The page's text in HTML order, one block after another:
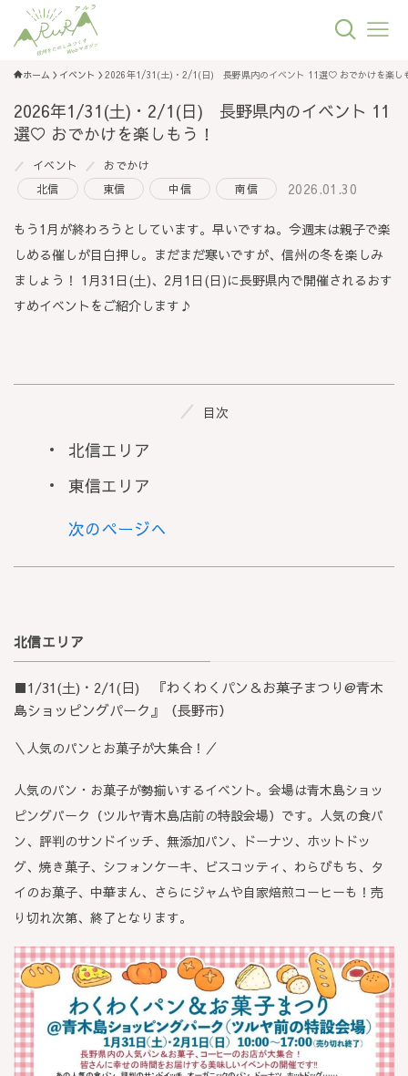
ホーム イベント 2026年1/31(土)・2/1(日) 長野県内のイベント 11選♡ おでかけを楽し
2026年1/31(土)・2/1(日) 長野県内のイベント 11
選♡ おでかけを楽しもう！
イベント
おでかけ
北信
東信 中信 南信 2026.01.30
もう1月が終わろうとしています。早いですね。今週末は親子で楽
しめる催しが目白押し。まだまだ寒いですが、信州の冬を楽しみ
ましょう！ 1月31日(土)、2月1日(日)に長野県内で開催されるおす
すめイベントをご紹介します♪
目次
北信エリア
東信エリア
次のページへ
北信エリア
■1/31(土)・2/1(日) 『わくわくパン＆お菓子まつり@青木
島ショッピングパーク』（長野市）
＼人気のパンとお菓子が大集合！／
人気のパン・お菓子が勢揃いするイベント。会場は青木島ショッ
ピングパーク（ツルヤ青木島店前の特設会場）です。人気の食パ
ン、評判のサンドイッチ、無添加パン、ドーナツ、ホットドッ
グ、焼き菓子、シフォンケーキ、ビスコッティ、わらびもち、タ
イのお菓子、中華まん、さらにジャムや自家焙煎コーヒーも！売
り切れ次第、終了となります。